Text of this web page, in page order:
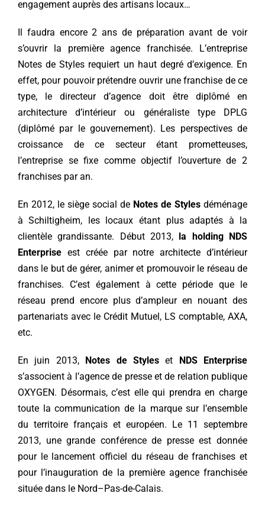
engagement auprès des artisans locaux…
Il faudra encore 2 ans de préparation avant de voir
s’ouvrir la première agence franchisée. L’entreprise
Notes de Styles requiert un haut degré d’exigence. En
effet, pour pouvoir prétendre ouvrir une franchise de ce
type, le directeur d’agence doit être diplômé en
architecture d’intérieur ou généraliste type DPLG
(diplômé par le gouvernement). Les perspectives de
croissance de ce secteur étant prometteuses,
l’entreprise se fixe comme objectif l’ouverture de 2
franchises par an.
En 2012, le siège social de Notes de Styles déménage
à Schiltigheim, les locaux étant plus adaptés à la
clientèle grandissante. Début 2013, la holding NDS
Enterpriseest créée par notre architecte d’intérieur
dans le but de gérer, animer et promouvoir le réseau de
franchises. C’est également à cette période que le
réseau prend encore plus d’ampleur en nouant des
partenariats avec le Crédit Mutuel, LS comptable, AXA,
etc.
En juin 2013, Notes de Styleset NDS Enterprise
s’associent à l’agence de presse et de relation publique
OXYGEN. Désormais, c’est elle qui prendra en charge
toute la communication de la marque sur l’ensemble
du territoire français et européen. Le 11 septembre
2013, une grande conférence de presse est donnée
pour le lancement officiel du réseau de franchises et
pour l’inauguration de la première agence franchisée
située dans le Nord–Pas-de-Calais.